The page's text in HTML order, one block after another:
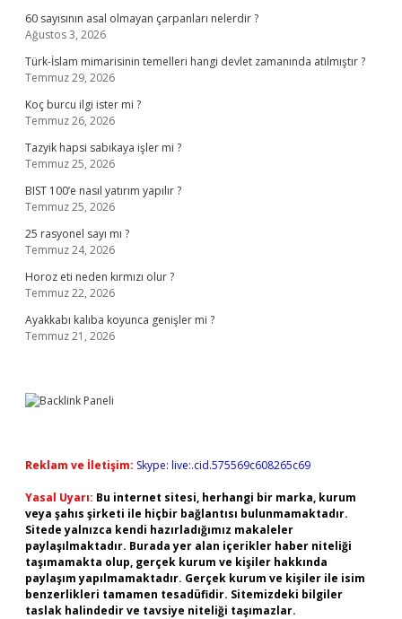
60 sayısının asal olmayan çarpanları nelerdir ?
Ağustos 3, 2026
Türk-İslam mimarisinin temelleri hangi devlet zamanında atılmıştır ?
Temmuz 29, 2026
Koç burcu ilgi ister mi ?
Temmuz 26, 2026
Tazyik hapsi sabıkaya işler mi ?
Temmuz 25, 2026
BIST 100’e nasıl yatırım yapılır ?
Temmuz 25, 2026
25 rasyonel sayı mı ?
Temmuz 24, 2026
Horoz eti neden kırmızı olur ?
Temmuz 22, 2026
Ayakkabı kalıba koyunca genişler mi ?
Temmuz 21, 2026
Reklam ve İletişim: Skype: live:.cid.575569c608265c69
Yasal Uyarı: Bu internet sitesi, herhangi bir marka, kurum
veya şahıs şirketi ile hiçbir bağlantısı bulunmamaktadır.
Sitede yalnızca kendi hazırladığımız makaleler
paylaşılmaktadır. Burada yer alan içerikler haber niteliği
taşımamakta olup, gerçek kurum ve kişiler hakkında
paylaşım yapılmamaktadır. Gerçek kurum ve kişiler ile isim
benzerlikleri tamamen tesadüfidir. Sitemizdeki bilgiler
taslak halindedir ve tavsiye niteliği taşımazlar.